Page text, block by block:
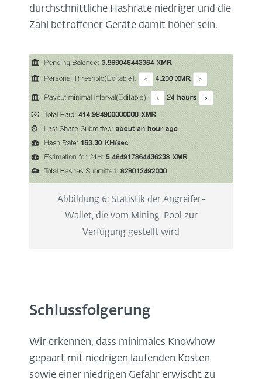
durchschnittliche Hashrate niedriger und die
Zahl betroffener Geräte damit höher sein.
Abbildung 6: Statistik der Angreifer-
Wallet, die vom Mining-Pool zur
Verfügung gestellt wird
Schlussfolgerung
Wir erkennen, dass minimales Knowhow
gepaart mit niedrigen laufenden Kosten
sowie einer niedrigen Gefahr erwischt zu